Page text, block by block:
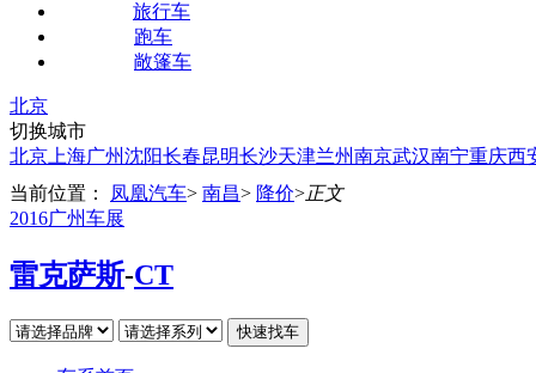
旅行车
跑车
敞篷车
北京
切换城市
北京 上海广州沈阳长春昆明长沙天津兰州南京武汉南宁重庆西
当前位置：
凤凰汽车> 南昌> 降价>正文
2016广州车展
雷克萨斯-CT